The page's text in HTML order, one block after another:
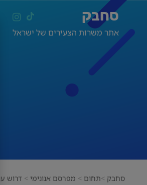
סחבק
אתר משרות הצעירים של ישראל
סחבק תחום מפרסם אנונימי דרוש